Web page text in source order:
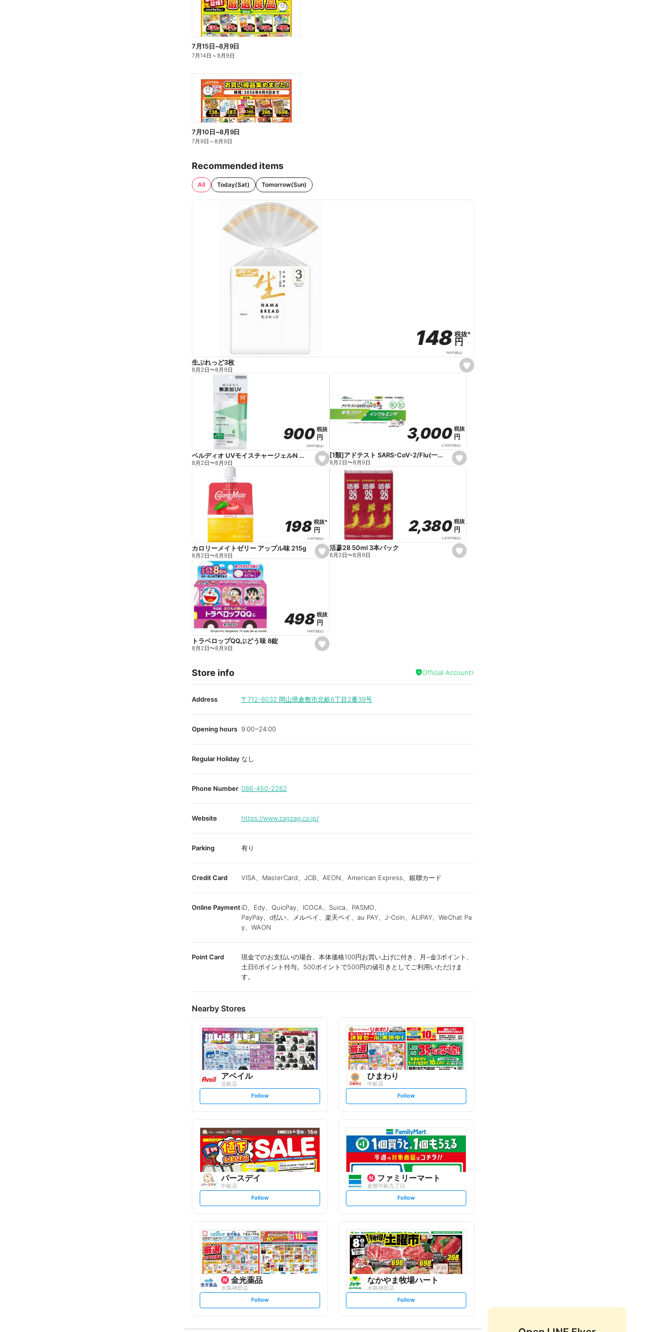
7月15日~8月9日
7月14日 ～8月9日
7月10日~8月9日
7月9日 ～8月9日
Recommended items
All Today(Sat) Tomorrow(Sun)
s
e
148
148税抜*
税抜*
円
円
160円(税込)
生ぶれっど3枚
8月2日〜8月9日
s
e
t
e
900
900税抜
税抜
円
円
990円(税込)
ベルディオ UVモイスチャージェルN 80g
8月2日〜8月9日
s
e
t
e
3,000
3,000 税抜
税抜
円
円
3,300円(税込)
[1類]アドテスト SARS-CoV-2/Flu(一般用)
8月2日〜8月9日
s
e
t
e
198
198税抜*
税抜*
円
円
214円(税込)
カロリーメイトゼリー アップル味 215g
8月2日〜8月9日
s
e
2,380
2,380 税抜
税抜
円
円
2,618円(税込)
活蔘28 50ml 3本パック
8月2日〜8月9日
s
e
i
t
498
498税抜
税抜
円
円
548円(税込)
トラベロップQQぶどう味 8錠
8月2日〜8月9日
Store info Official Account
Address 〒712-8032 岡山県倉敷市北畝6丁目2番39号
Opening hours 9:00~24:00
Regular Holiday なし
Phone Number 086-450-2282
Website https://www.zagzag.co.jp/
Parking 有り
Credit Card VISA、MasterCard、JCB、AEON、American Express、銀聯カード
Online PaymentiD、Edy、QuicPay、ICOCA、Suica、PASMO、
PayPay、d払い、メルペイ、楽天ペイ、au PAY、J-Coin、ALIPAY、WeChat Pa
y、WAON
Point Card
現金でのお支払いの場合、本体価格100円お買い上げに付き、月~金3ポイント、
土日6ポイント付与。500ポイントで500円の値引きとしてご利用いただけま
す。
Nearby Stores
アベイル
北畝店
s
t
l
w
Follow
ひまわり
中畝店
s
t
l
o
w
Follow
バースデイ
中畝店
s
t
l
o
w
Follow
ファミリーマート
倉敷中畝九丁目
s
t
l
o
w
Follow
金光薬品
水島神田店
s
t
Follow
なかやま牧場ハート
水島神田店
s
t
Follow